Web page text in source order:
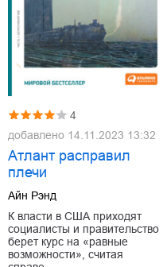
4
добавлено 14.11.2023 13:32
Атлант расправил
плечи
Айн Рэнд
К власти в США приходят
социалисты и правительство
берет курс на «равные
возможности», считая